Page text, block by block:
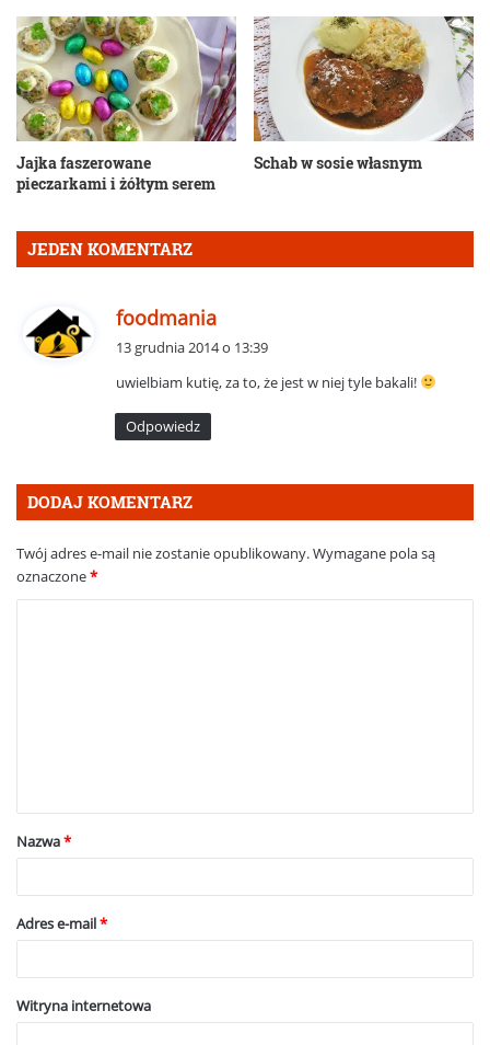
Jajka faszerowane
pieczarkami i żółtym serem
Schab w sosie własnym
JEDEN KOMENTARZ
foodmania
z
13 grudnia 2014 o 13:39
uwielbiam kutię, za to, że jest w niej tyle bakali!
Odpowiedz
DODAJ KOMENTARZ
Twój adres e-mail nie zostanie opublikowany.Wymagane pola są
oznaczone*
a
rNazwa*
Adres e-mail*
Witryna internetowa